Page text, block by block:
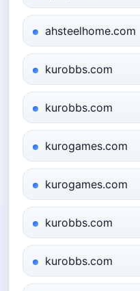
ahsteelhome.com
kurobbs.com
kurobbs.com
kurogames.com
kurogames.com
kurobbs.com
kurobbs.com